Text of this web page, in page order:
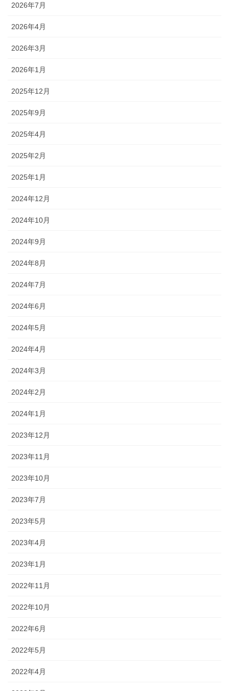
2026年7月
2026年4月
2026年3月
2026年1月
2025年12月
2025年9月
2025年4月
2025年2月
2025年1月
2024年12月
2024年10月
2024年9月
2024年8月
2024年7月
2024年6月
2024年5月
2024年4月
2024年3月
2024年2月
2024年1月
2023年12月
2023年11月
2023年10月
2023年7月
2023年5月
2023年4月
2023年1月
2022年11月
2022年10月
2022年6月
2022年5月
2022年4月